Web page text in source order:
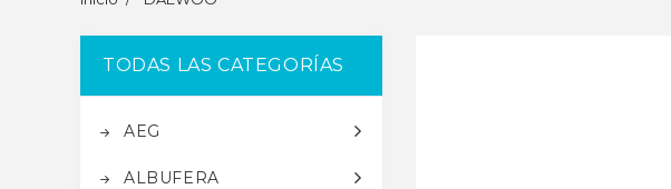
TODAS LAS CATEGORÍAS
AEG
ALBUFERA